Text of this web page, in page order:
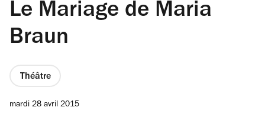
Le Mariage de Maria
Braun
Théâtre
mardi 28 avril 2015